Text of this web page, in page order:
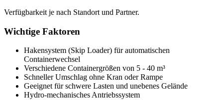
Verfügbarkeit je nach Standort und Partner.
Wichtige Faktoren
Hakensystem (Skip Loader) für automatischen
Containerwechsel
Verschiedene Containergrößen von 5 - 40 m³
Schneller Umschlag ohne Kran oder Rampe
Geeignet für schwere Lasten und unebenes Gelände
Hydro-mechanisches Antriebssystem